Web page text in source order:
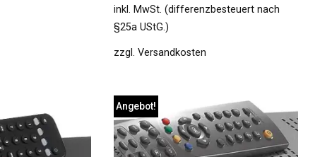
inkl. MwSt. (differenzbesteuert nach
§25a UStG.)
zzgl.Versandkosten
Angebot!